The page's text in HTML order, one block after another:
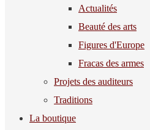
Actualités
Beauté des arts
Figures d'Europe
Fracas des armes
Projets des auditeurs
Traditions
La boutique